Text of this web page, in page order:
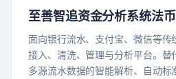
至善智追资金分析系统法
面向银行流水、支付宝、微信等传
接入、清洗、管理与分析平台。替
多源流水数据的智能解析、自动